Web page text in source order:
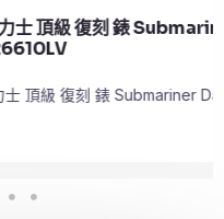
Submariner
Dat ...